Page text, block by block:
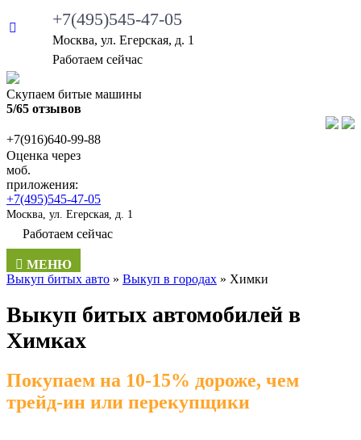
+7(495)545-47-05
Москва, ул. Егерская, д. 1
Работаем сейчас
Скупаем битые машины
5/65 отзывов
+7(916)640-99-88
Оценка через
моб.
приложения:
+7(495)545-47-05
Москва, ул. Егерская, д. 1
Работаем сейчас
МЕНЮ
Выкуп битых авто » Выкуп в городаx » Химки
Выкуп битых автомобилей в
Химках
Покупаем на 10-15% дороже, чем
трейд-ин или перекупщики